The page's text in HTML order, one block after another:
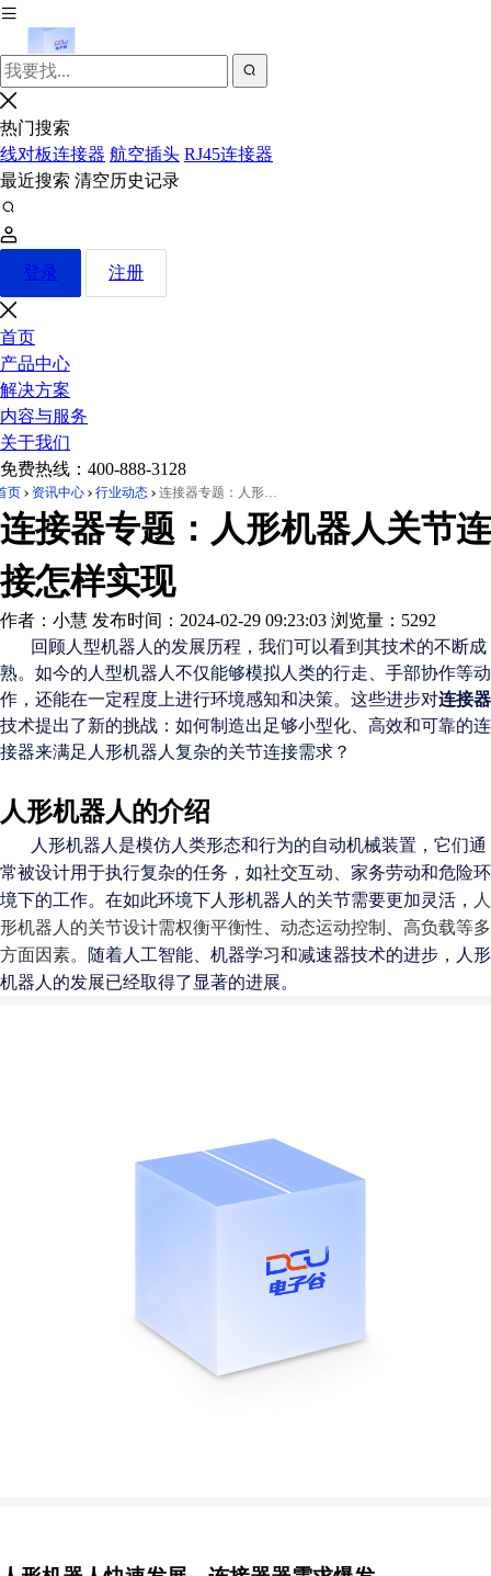
热门搜索
线对板连接器 航空插头 RJ45连接器
最近搜索 清空历史记录
登录 注册
首页
产品中心
解决方案
内容与服务
关于我们
免费热线： 400-888-3128
页 资讯中心 行业动态 连接器专题：人形机器人关节连接怎样实现
连接器专题：人形机器人关节连
接怎样实现
作者：小慧 发布时间：2024-02-29 09:23:03 浏览量：5292
回顾人型机器人的发展历程，我们可以看到其技术的不断成
熟。如今的人型机器人不仅能够模拟人类的行走、手部协作等动
作，还能在一定程度上进行环境感知和决策。这些进步对连接器
技术提出了新的挑战：如何制造出足够小型化、高效和可靠的连
接器来满足人形机器人复杂的关节连接需求？
人形机器人的介绍
人形机器人是模仿人类形态和行为的自动机械装置，它们通
常被设计用于执行复杂的任务，如社交互动、家务劳动和危险环
境下的工作。 在如此环境下人形机器人的关节需要更加灵活，
人
形机器人的关节设计需权衡平衡性
动态运动控制
高负载等多
方面因素。
随着人工智能、机器学习和减速器技术的进步，人形
机器人的发展已经取得了显著的进展。